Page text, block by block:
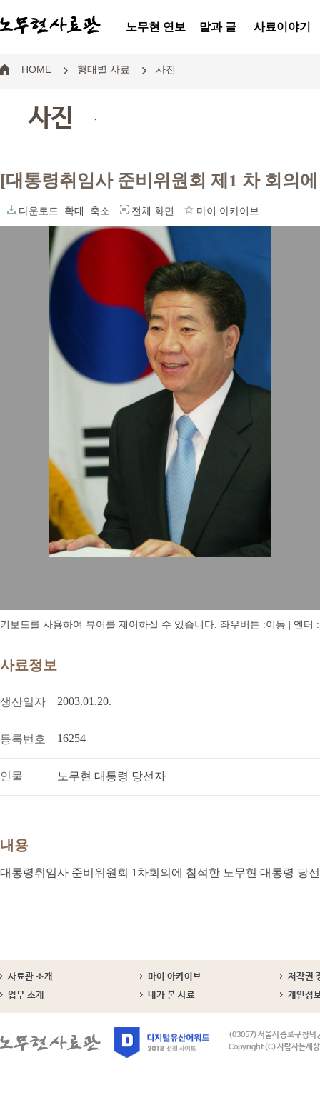
노무현 연보 말과 글 사료이야기
HOME 형태별 사료 사진
사진 .
[대통령취임사 준비위원회 제1 차 회의
다운로드 확대 축소 전체 화면 마이 아카이브
키보드를 사용하여 뷰어를 제어하실 수 있습니다. 좌우버튼 :이동 | 엔터
사료정보
생산일자 2003.01.20.
등록번호 16254
인물 노무현 대통령 당선자
내용
대통령취임사 준비위원회 1차회의에 참석한 노무현 대통령 당
사료관 소개 마이 아카이브
저작권
업무 소개
내가 본 사료 개인정
(03057) 서울시 종로구 창덕
Copyright (C) 사람사는세